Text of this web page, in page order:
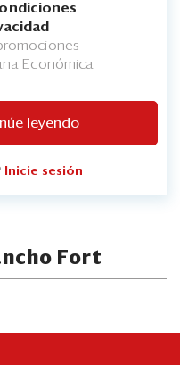
Económica
leyendo
Inicie sesión
Fort